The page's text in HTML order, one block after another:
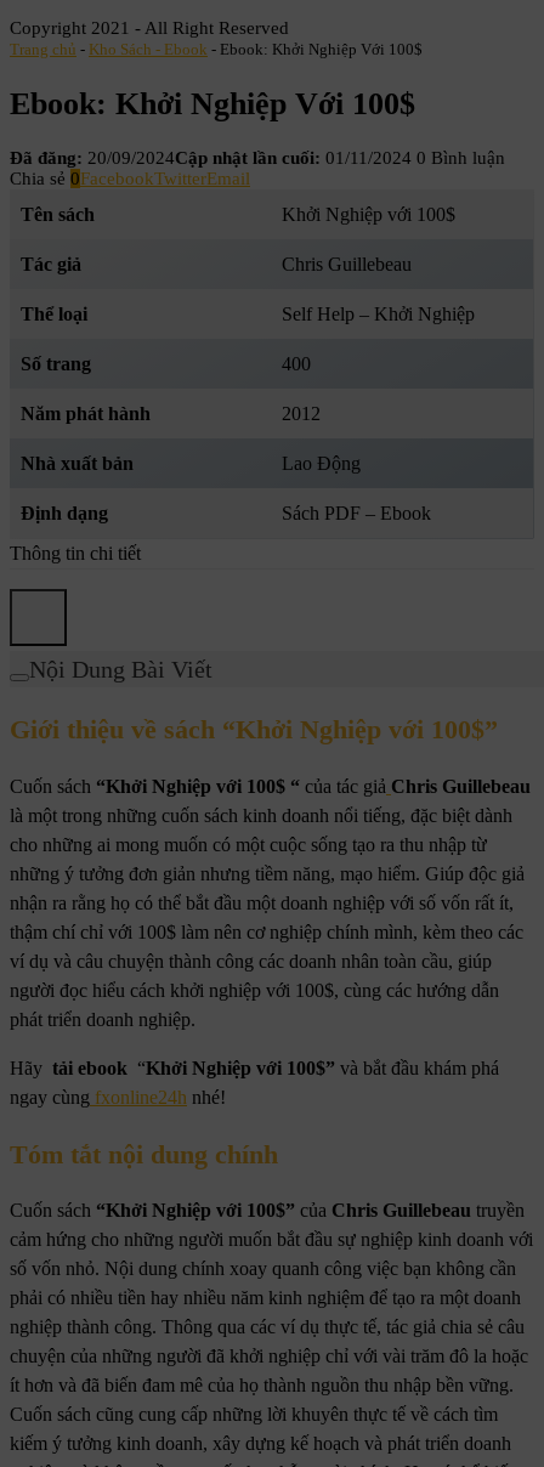
Copyright 2021 - All Right Reserved
Trang chủ - Kho Sách - Ebook - Ebook: Khởi Nghiệp Với 100$
Ebook: Khởi Nghiệp Với 100$
Đã đăng: 20/09/2024Cập nhật lần cuối: 01/11/2024 0 Bình luận
Chia sẻ 0FacebookTwitterEmail
Tên sách Khởi Nghiệp với 100$
Tác giả Chris Guillebeau
Thể loại Self Help – Khởi Nghiệp
Số trang 400
Năm phát hành 2012
Nhà xuất bản Lao Động
Định dạng
Sách PDF – Ebook
Thông tin chi tiết
Nội Dung Bài Viết
Giới thiệu về sách “Khởi Nghiệp với 100$”
Cuốn sách “Khởi Nghiệp với 100$ “ của tác giả Chris Guillebeau
là một trong những cuốn sách kinh doanh nổi tiếng, đặc biệt dành
cho những ai mong muốn có một cuộc sống tạo ra thu nhập từ
những ý tưởng đơn giản nhưng tiềm năng, mạo hiểm. Giúp độc giả
nhận ra rằng họ có thể bắt đầu một doanh nghiệp với số vốn rất ít,
thậm chí chỉ với 100$ làm nên cơ nghiệp chính mình, kèm theo các
ví dụ và câu chuyện thành công các doanh nhân toàn cầu, giúp
người đọc hiểu cách khởi nghiệp với 100$, cùng các hướng dẫn
phát triển doanh nghiệp.
Hãy tải ebook “Khởi Nghiệp với 100$” và bắt đầu khám phá
ngay cùng fxonline24h nhé!
Tóm tắt nội dung chính
Cuốn sách “Khởi Nghiệp với 100$” của Chris Guillebeau truyền
cảm hứng cho những người muốn bắt đầu sự nghiệp kinh doanh với
số vốn nhỏ. Nội dung chính xoay quanh công việc bạn không cần
phải có nhiều tiền hay nhiều năm kinh nghiệm để tạo ra một doanh
nghiệp thành công. Thông qua các ví dụ thực tế, tác giả chia sẻ câu
chuyện của những người đã khởi nghiệp chỉ với vài trăm đô la hoặc
ít hơn và đã biến đam mê của họ thành nguồn thu nhập bền vững.
Cuốn sách cũng cung cấp những lời khuyên thực tế về cách tìm
kiếm ý tưởng kinh doanh, xây dựng kế hoạch và phát triển doanh